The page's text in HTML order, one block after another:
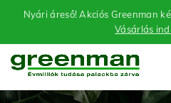
Nyári áreső! Akciós Greenman
Vásárlás